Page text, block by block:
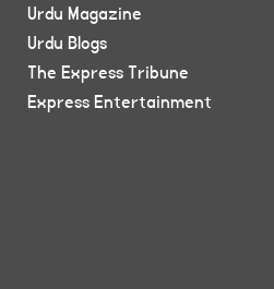
Urdu Magazine
Urdu Blogs
The Express Tribune
Express Entertainment